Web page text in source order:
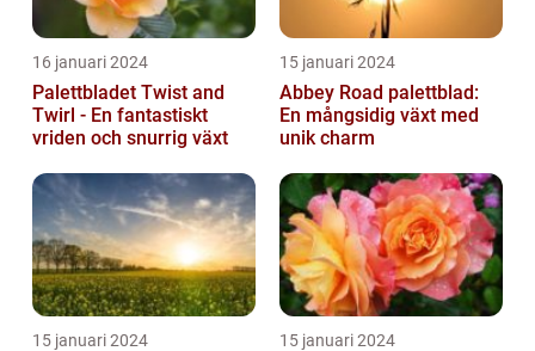
16 januari 2024
Palettbladet Twist and
Twirl - En fantastiskt
vriden och snurrig växt
15 januari 2024
Abbey Road palettblad:
En mångsidig växt med
unik charm
15 januari 2024 15 januari 2024